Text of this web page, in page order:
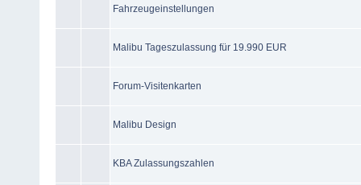
Fahrzeugeinstellungen
Malibu Tageszulassung für 19.990 EUR
Forum-Visitenkarten
Malibu Design
KBA Zulassungszahlen